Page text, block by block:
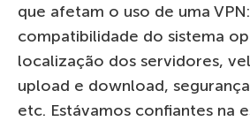
que afetam o uso de uma
compatibilidade do sistema
localização dos servidores,
upload e download,
etc. Estávamos confiantes na